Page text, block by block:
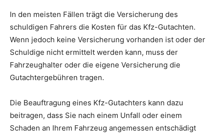
In den meisten Fällen trägt die Versicherung des
schuldigen Fahrers die Kosten für das Kfz-Gutachten.
Wenn jedoch keine Versicherung vorhanden ist oder der
Schuldige nicht ermittelt werden kann, muss der
Fahrzeughalter oder die eigene Versicherung die
Gutachtergebühren tragen.
Die Beauftragung eines Kfz-Gutachters kann dazu
beitragen, dass Sie nach einem Unfall oder einem
Schaden an Ihrem Fahrzeug angemessen entschädigt